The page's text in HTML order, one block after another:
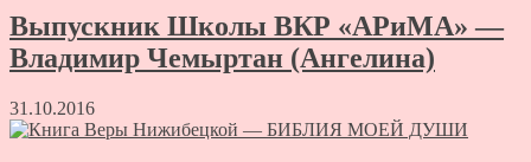
Выпускник Школы ВКР «АРиМА» —
Владимир Чемыртан (Ангелина)
31.10.2016